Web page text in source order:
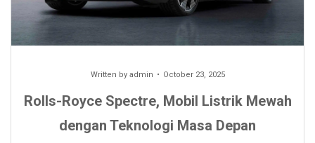
Written by admin October 23, 2025
Rolls-Royce Spectre, Mobil Listrik Mewah
dengan Teknologi Masa Depan